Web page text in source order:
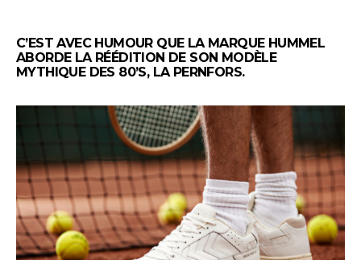
C’EST AVEC HUMOUR QUE LA MARQUE HUMMEL
ABORDE LA RÉÉDITION DE SON MODÈLE
MYTHIQUE DES 80’S, LA PERNFORS.